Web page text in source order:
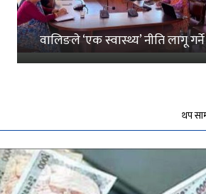
वालिङले ‘एक स्वास्थ्य’ नीति लागू गर्ने
थप